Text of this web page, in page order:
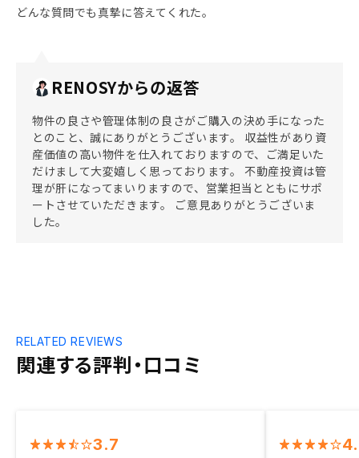
どんな質問でも真摯に答えてくれた。
RENOSYからの返答
物件の良さや管理体制の良さがご購入の決め手になった
とのこと、誠にありがとうございます。 収益性があり資
産価値の高い物件を仕入れておりますので、ご満足いた
だけまして大変嬉しく思っております。 不動産投資は管
理が肝になってまいりますので、営業担当とともにサポ
ートさせていただきます。 ご意見ありがとうございま
した。
関連する評判・口コミ
RELATED REVIEWS
3.7